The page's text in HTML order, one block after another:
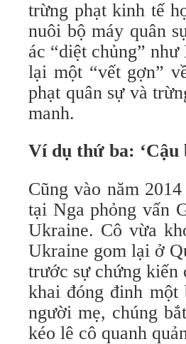
trừng phạt kinh tế
nuôi bộ máy quân
ác “diệt chủng”
lại một “vết gợn”
phạt quân sự và
manh.
Ví dụ thứ ba: ‘Cậu
Cũng vào năm
tại Nga phỏng vấn
Ukraine. Cô vừa
Ukraine gom lại ở
trước sự chứng kiến
khai đóng đinh
người mẹ, chúng
kéo lê cô quanh